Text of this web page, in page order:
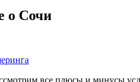
о Сочи